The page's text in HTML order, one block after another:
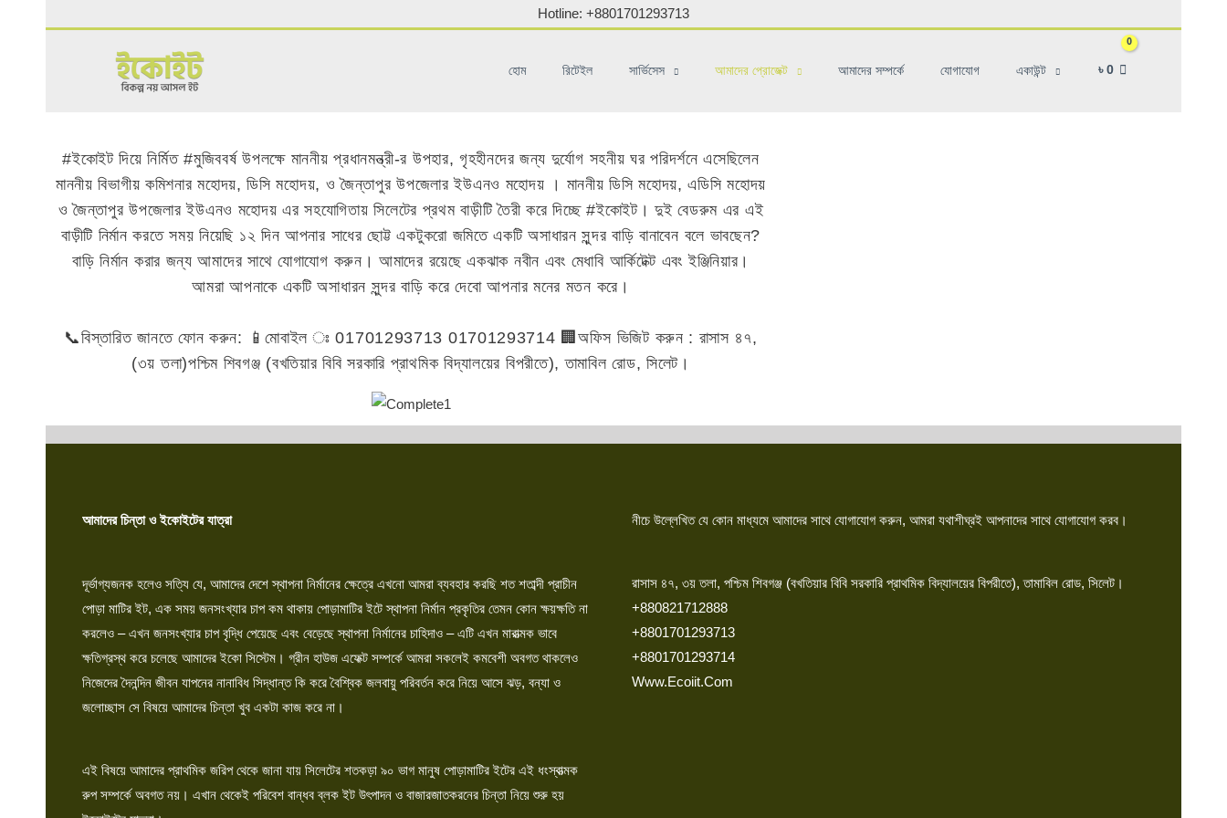
Hotline: +8801701293713
হোম রিটেইল সার্ভিসেস আমাদের প্রোজেক্ট আমাদের সম্পর্কে যোগাযোগ একাউন্ট ৳0
#ইকোইট দিয়ে নির্মিত #মুজিববর্ষ উপলক্ষে মাননীয় প্রধানমন্ত্রী-র উপহার, গৃহহীনদের জন্য দুর্যোগ সহনীয় ঘর পরিদর্শনে এসেছিলেন
মাননীয় বিভাগীয় কমিশনার মহোদয়, ডিসি মহোদয়, ও জৈন্তাপুর উপজেলার ইউএনও মহোদয় । মাননীয় ডিসি মহোদয়, এডিসি মহোদয়
ও জৈন্তাপুর উপজেলার ইউএনও মহোদয় এর সহযোগিতায় সিলেটের প্রথম বাড়ীটি তৈরী করে দিচ্ছে #ইকোইট। দুই বেডরুম এর এই
বাড়ীটি নির্মান করতে সময় নিয়েছি ১২ দিন আপনার সাধের ছোট্ট একটুকরো জমিতে একটি অসাধারন সুন্দর বাড়ি বানাবেন বলে ভাবছেন?
বাড়ি নির্মান করার জন্য আমাদের সাথে যোগাযোগ করুন। আমাদের রয়েছে একঝাক নবীন এবং মেধাবি আর্কিটেক্ট এবং ইঞ্জিনিয়ার।
আমরা আপনাকে একটি অসাধারন সুন্দর বাড়ি করে দেবো আপনার মনের মতন করে।
📞বিস্তারিত জানতে ফোন করুন: 📱মোবাইল ঃ 01701293713 01701293714 🏢অফিস ভিজিট করুন : রাসাস ৪৭,
(৩য় তলা)পশ্চিম শিবগঞ্জ (বখতিয়ার বিবি সরকারি প্রাথমিক বিদ্যালয়ের বিপরীতে), তামাবিল রোড, সিলেট।
আমাদের চিন্তা ও ইকোইটের যাত্রা
দূর্ভাগ্যজনক হলেও সত্যি যে, আমাদের দেশে স্থাপনা নির্মানের ক্ষেত্রে এখনো আমরা ব্যবহার করছি শত শতাব্দী প্রাচীন
পোড়া মাটির ইট, এক সময় জনসংখ্যার চাপ কম থাকায় পোড়ামাটির ইটে স্থাপনা নির্মান প্রকৃতির তেমন কোন ক্ষয়ক্ষতি না
করলেও – এখন জনসংখ্যার চাপ বৃদ্ধি পেয়েছে এবং বেড়েছে স্থাপনা নির্মানের চাহিদাও – এটি এখন মারাত্মক ভাবে
ক্ষতিগ্রস্থ করে চলেছে আমাদের ইকো সিস্টেম। গ্রীন হাউজ এফেক্ট সম্পর্কে আমরা সকলেই কমবেশী অবগত থাকলেও
নিজেদের দৈনন্দিন জীবন যাপনের নানাবিধ সিদ্ধান্ত কি করে বৈশ্বিক জলবায়ু পরিবর্তন করে নিয়ে আসে ঝড়, বন্যা ও
জলোচ্ছাস সে বিষয়ে আমাদের চিন্তা খুব একটা কাজ করে না।
এই বিষয়ে আমাদের প্রাথমিক জরিপ থেকে জানা যায় সিলেটের শতকড়া ৯০ ভাগ মানুষ পোড়ামাটির ইটের এই ধংস্বাত্মক
রুপ সম্পর্কে অবগত নয়। এখান থেকেই পরিবেশ বান্ধব ব্লক ইট উৎপাদন ও বাজারজাতকরনের চিন্তা নিয়ে শুরু হয়
নীচে উল্লেখিত যে কোন মাধ্যমে আমাদের সাথে যোগাযোগ করুন, আমরা যথাশীঘ্রই আপনাদের সাথে যোগাযোগ করব।
রাসাস ৪৭, ৩য় তলা, পশ্চিম শিবগঞ্জ (বখতিয়ার বিবি সরকারি প্রাথমিক বিদ্যালয়ের বিপরীতে), তামাবিল রোড, সিলেট।
+880821712888
+8801701293713
+8801701293714
Www.ecoiit.com